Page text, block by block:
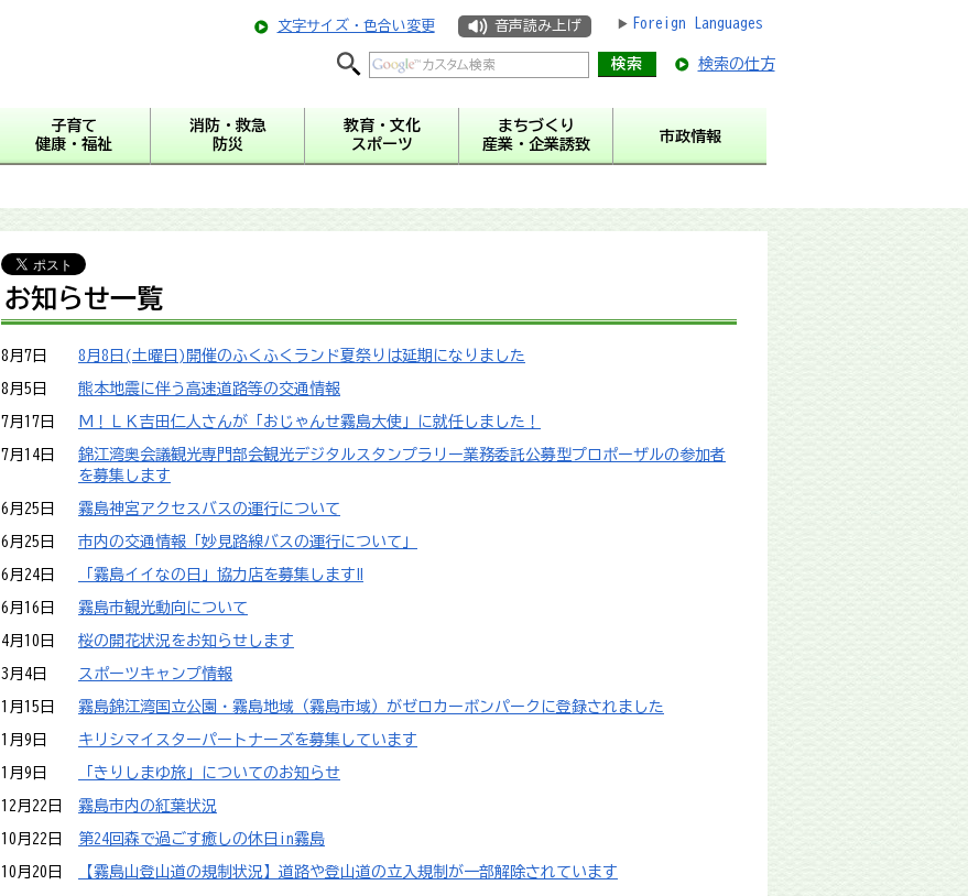
文字サイズ・色合い変更 音声読み上げ Foreign Languages
検索の仕方
子育て
健康・福祉
消防・救急
防災
教育・文化
スポーツ
まちづくり
産業・企業誘致
市政情報
お知らせ一覧
8月7日 8月8日(土曜日)開催のふくふくランド夏祭りは延期になりました
8月5日 熊本地震に伴う高速道路等の交通情報
7月17日 М！ＬＫ吉田仁人さんが「おじゃんせ霧島大使」に就任しました！
7月14日
錦江湾奥会議観光専門部会観光デジタルスタンプラリー業務委託公募型プロポーザルの参加者
を募集します
6月25日 霧島神宮アクセスバスの運行について
6月25日 市内の交通情報「妙見路線バスの運行について」
6月24日 「霧島イイなの日」協力店を募集します‼
6月16日 霧島市観光動向について
4月10日 桜の開花状況をお知らせします
3月4日 スポーツキャンプ情報
1月15日 霧島錦江湾国立公園・霧島地域（霧島市域）がゼロカーボンパークに登録されました
1月9日 キリシマイスターパートナーズを募集しています
1月9日 「きりしまゆ旅」についてのお知らせ
12月22日 霧島市内の紅葉状況
10月22日 第24回森で過ごす癒しの休日in霧島
10月20日 【霧島山登山道の規制状況】道路や登山道の立入規制が一部解除されています